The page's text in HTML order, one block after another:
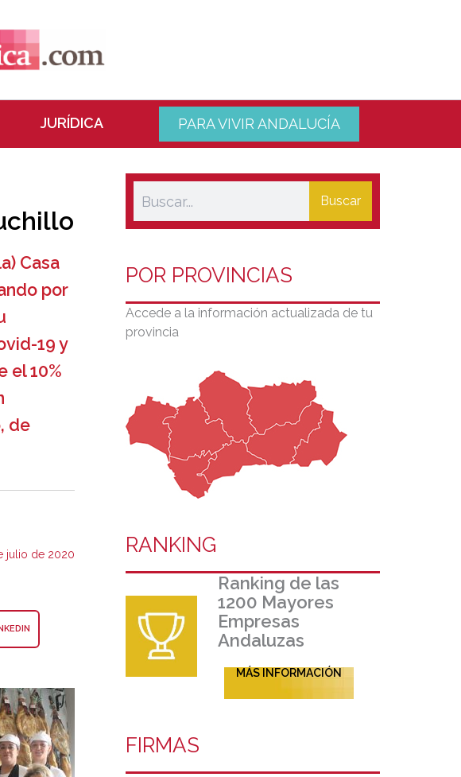
JURÍDICA PARA VIVIR ANDALUCÍA
Casa
por
19 y
el 10%
de
julio de 2020
Buscar
POR PROVINCIAS
Accede a la información actualizada de tu
provincia
RANKING
Ranking de las
1200 Mayores
Empresas
Andaluzas
MÁS INFORMACIÓN
FIRMAS